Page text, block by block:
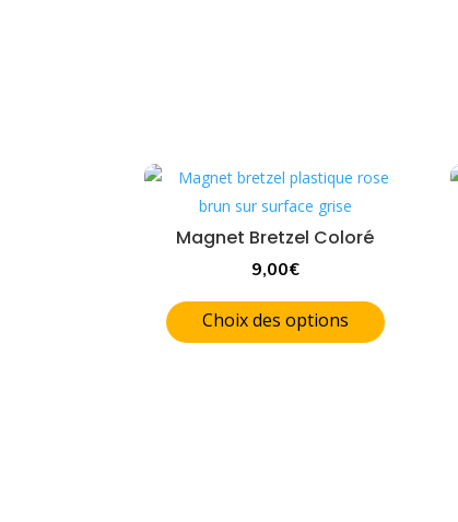
Magnet Bretzel Coloré
9,00€
Choix des options